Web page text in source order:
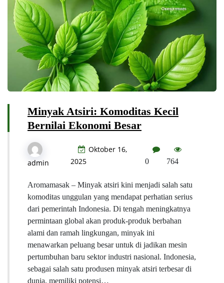
Minyak Atsiri: Komoditas Kecil
Bernilai Ekonomi Besar
admin
Oktober 16,
2025
0 764
Aromamasak – Minyak atsiri kini menjadi salah satu
komoditas unggulan yang mendapat perhatian serius
dari pemerintah Indonesia. Di tengah meningkatnya
permintaan global akan produk-produk berbahan
alami dan ramah lingkungan, minyak ini
menawarkan peluang besar untuk di jadikan mesin
pertumbuhan baru sektor industri nasional. Indonesia,
sebagai salah satu produsen minyak atsiri terbesar di
dunia, memiliki potensi…